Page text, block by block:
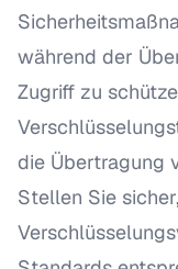
während der
Zugriff zu
die Übertragung
Stellen Sie